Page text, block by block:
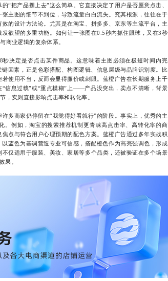
“把产品摆上去”这么简单。它直接决定了用户是否愿意点击、
主图的细节不到位，导致流量白白流失。究其根源，往往在于
的设计方法论。尤其是在淘宝、拼多多、京东等主流平台，主
欲望的多重功能。如何让一张图在0.5秒内抓住眼球，又在3秒
商业逻辑的复杂体系。
决定是否点击某件商品。这意味着主图必须在极短时间内完
因素，正是色彩搭配、构图逻辑、信息层级与品牌识别度。比
使用不当，反而会显得廉价或刺眼。蓝橙广告在长期服务上千
信息过载”或“重点模糊”上——产品没突出，卖点不清晰，背景
，实则直接影响点击率和转化率。
商家仍停留在“我觉得好看就行”的阶段。事实上，优秀的主
。例如，淘宝的搜索推荐机制更青睐高点击率、高转化率的商
点与符合用户心理预期的配色方案。蓝橙广告通过多年实战积
蓝色为基调营造专业可信感，搭配橙色作为高亮强调色，形成
仅适用于服装、美妆、家居等多个品类，还被验证在多个场景
果。